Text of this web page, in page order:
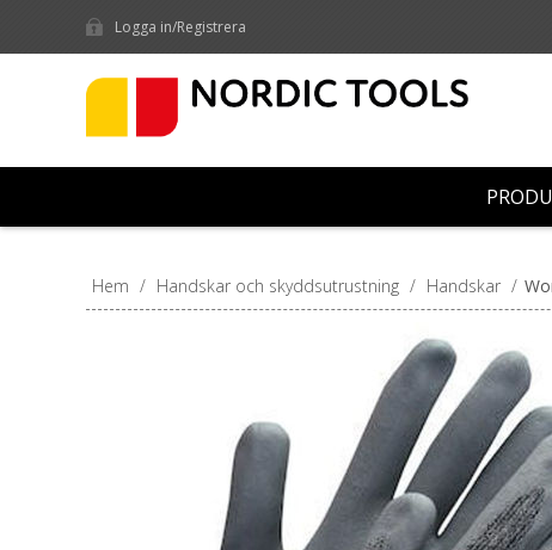
Logga in/Registrera
Hem / Handskar och skyddsutrustning / Handskar /